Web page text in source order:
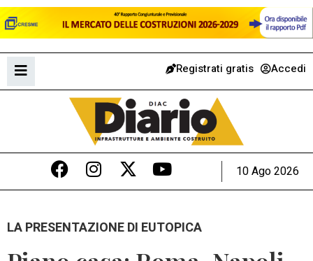
Registrati gratis Accedi
10 Ago 2026
LA PRESENTAZIONE DI EUTOPICA